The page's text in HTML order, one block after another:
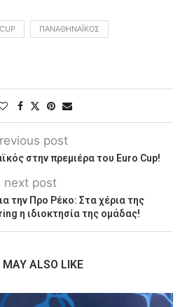
ΠΑΝΑΘΗΝΑΪΚΌΣ
post
στην πρεμιέρα του Euro Cup!
next post
την Προ Ρέκο: Στα χέρια της
η ιδιοκτησία της ομάδας!
MAY ALSO LIKE